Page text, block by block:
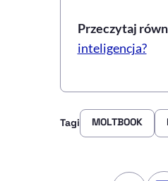
Przeczytaj
inteligencja?
Tagi MOLTBOOK